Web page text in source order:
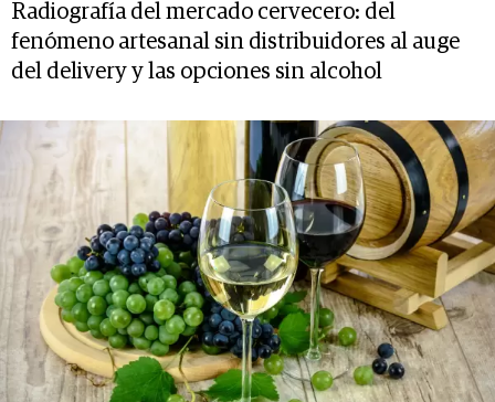
Radiografía del mercado cervecero: del
fenómeno artesanal sin distribuidores al auge
del delivery y las opciones sin alcohol